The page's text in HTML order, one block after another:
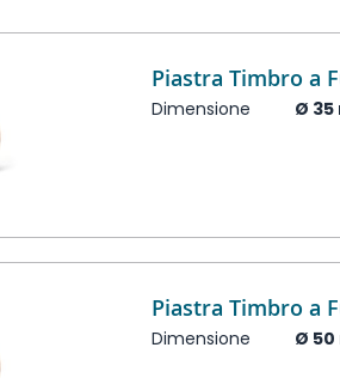
Piastra Timbro a
Dimensione Ø 35
Piastra Timbro a
Dimensione Ø 50